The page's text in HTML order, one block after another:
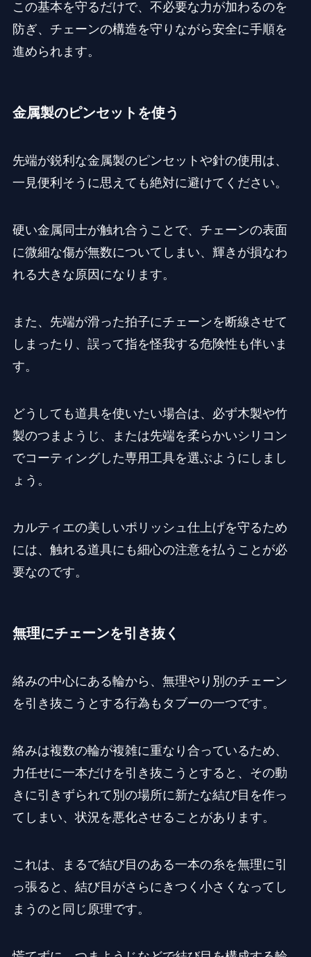
この基本を守るだけで、不必要な力が加わるのを
防ぎ、チェーンの構造を守りながら安全に手順を
進められます。
金属製のピンセットを使う
先端が鋭利な金属製のピンセットや針の使用は、
一見便利そうに思えても絶対に避けてください。
硬い金属同士が触れ合うことで、チェーンの表面
に微細な傷が無数についてしまい、輝きが損なわ
れる大きな原因になります。
また、先端が滑った拍子にチェーンを断線させて
しまったり、誤って指を怪我する危険性も伴いま
す。
どうしても道具を使いたい場合は、必ず木製や竹
製のつまようじ、または先端を柔らかいシリコン
でコーティングした専用工具を選ぶようにしまし
ょう。
カルティエの美しいポリッシュ仕上げを守るため
には、触れる道具にも細心の注意を払うことが必
要なのです。
無理にチェーンを引き抜く
絡みの中心にある輪から、無理やり別のチェーン
を引き抜こうとする行為もタブーの一つです。
絡みは複数の輪が複雑に重なり合っているため、
力任せに一本だけを引き抜こうとすると、その動
きに引きずられて別の場所に新たな結び目を作っ
てしまい、状況を悪化させることがあります。
これは、まるで結び目のある一本の糸を無理に引
っ張ると、結び目がさらにきつく小さくなってし
まうのと同じ原理です。